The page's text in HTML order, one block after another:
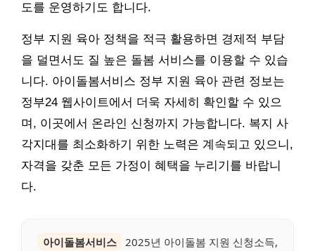
도를 운영하기도 합니다.
정부 지원 육아 정책을 적극 활용하면 경제적 부담
을 덜면서도 질 높은 돌봄 서비스를 이용할 수 있습
니다. 아이돌봄서비스 정부 지원 육아 관련 정보는
정부24 웹사이트에서 더욱 자세히 확인할 수 있으
며, 이곳에서 온라인 신청까지 가능합니다. 복지 사
각지대를 최소화하기 위한 노력은 계속되고 있으니,
자격을 갖춘 모든 가정이 혜택을 누리기를 바랍니
다.
아이돌봄서비스 2025년 아이돌봄 지원 신청소득,